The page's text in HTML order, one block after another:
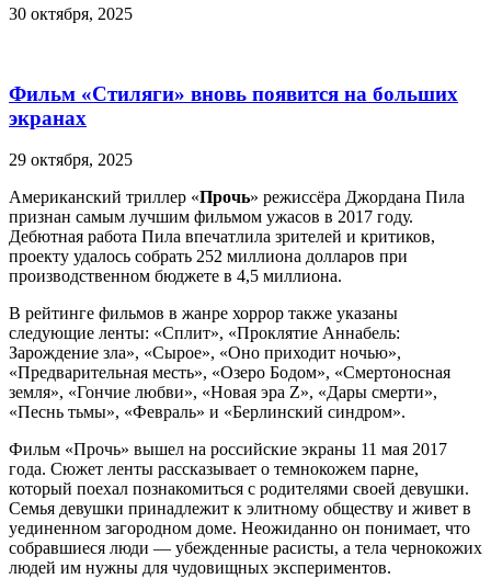
30 октября, 2025
Фильм «Стиляги» вновь появится на больших
экранах
29 октября, 2025
Американский триллер «Прочь» режиссёра Джордана Пила
признан самым лучшим фильмом ужасов в 2017 году.
Дебютная работа Пила впечатлила зрителей и критиков,
проекту удалось собрать 252 миллиона долларов при
производственном бюджете в 4,5 миллиона.
В рейтинге фильмов в жанре хоррор также указаны
следующие ленты: «Сплит», «Проклятие Аннабель:
Зарождение зла», «Сырое», «Оно приходит ночью»,
«Предварительная месть», «Озеро Бодом», «Смертоносная
земля», «Гончие любви», «Новая эра Z», «Дары смерти»,
«Песнь тьмы», «Февраль» и «Берлинский синдром».
Фильм «Прочь» вышел на российские экраны 11 мая 2017
года. Сюжет ленты рассказывает о темнокожем парне,
который поехал познакомиться с родителями своей девушки.
Семья девушки принадлежит к элитному обществу и живет в
уединенном загородном доме. Неожиданно он понимает, что
собравшиеся люди — убежденные расисты, а тела чернокожих
людей им нужны для чудовищных экспериментов.